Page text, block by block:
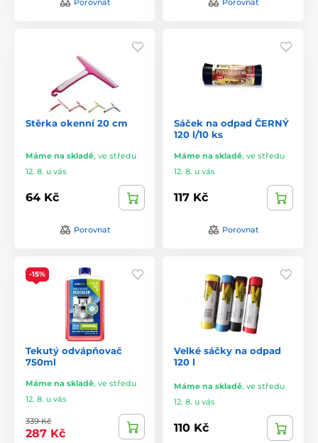
Stěrka okenní 20 cm
Máme na skladě, ve středu
12. 8. u vás
64 Kč
Porovnat
Sáček na odpad ČERNÝ
120 l/10 ks
Máme na skladě, ve středu
12. 8. u vás
117 Kč
Porovnat
-15%
Tekutý odvápňovač
750ml
Máme na skladě, ve středu
12. 8. u vás
339 Kč
287 Kč
Velké sáčky na odpad
120 l
Máme na skladě, ve středu
12. 8. u vás
110 Kč